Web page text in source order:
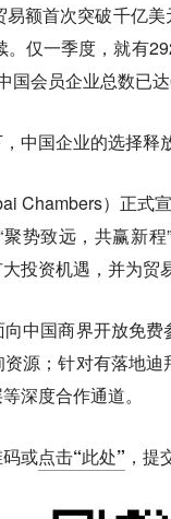
额首次突破千亿美
仅一季度，就有
会员企业总数已达
中国企业的选择释
Chambers）正式宣
聚势致远，共赢新
投资机遇，并为贸
向中国商界开放免
源；针对有落地
深度合作通道。
或点击“此处” ， 提